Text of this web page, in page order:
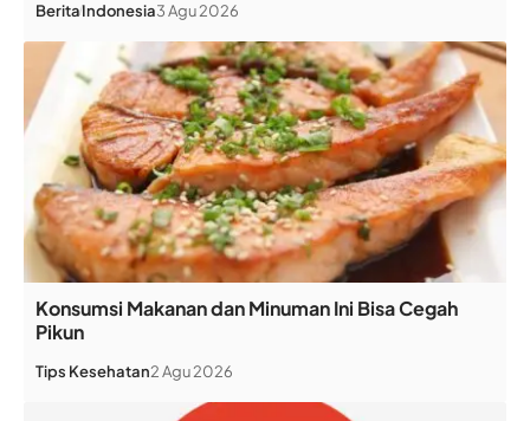
BeritaIndonesia3 Agu 2026
Konsumsi Makanan dan Minuman Ini Bisa Cegah
Pikun
Tips Kesehatan2 Agu 2026